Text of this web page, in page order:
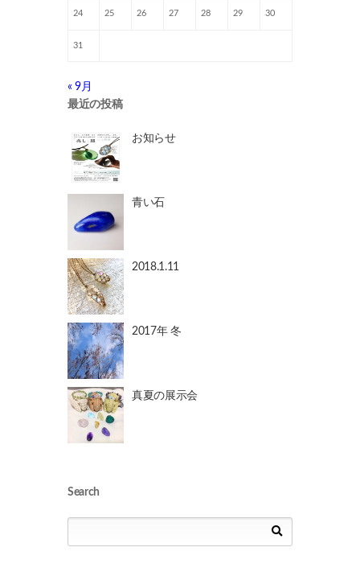
24 25 26 27 28 29 30
31
« 9月
最近の投稿
お知らせ
青い石
2018.1.11
2017年 冬
真夏の展示会
Search